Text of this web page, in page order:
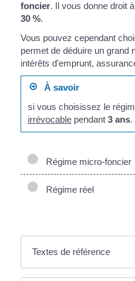
foncier. Il vous donne droit
30 %.
Vous pouvez cependant
permet de déduire un grand
intérêts d'emprunt,
À savoir
si vous choisissez le
irrévocablependant 3 ans.
Régime micro-foncier
Régime réel
Textes de référence